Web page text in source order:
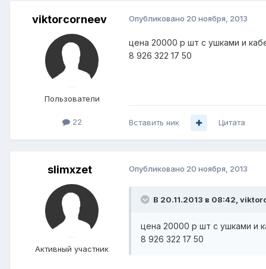
viktorcorneev
Пользователи
22
Опубликовано 20 ноября, 2013
цена 20000 р шт с ушками и
8 926 322 17 50
Вставить ник Цитата
slimxzet
Активный участник
Опубликовано 20 ноября, 2013
В 20.11.2013 в 08:42,
цена 20000 р шт с ушками и
8 926 322 17 50